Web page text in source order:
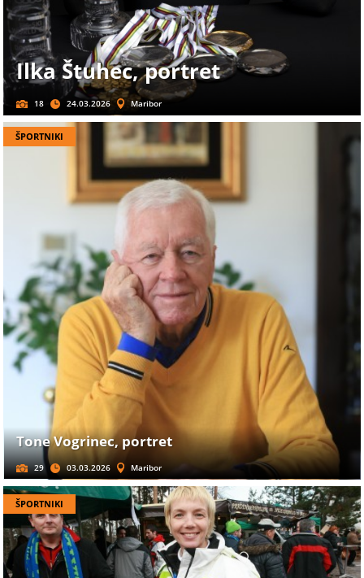
Ilka Štuhec, portret
18 24.03.2026 Maribor
ŠPORTNIKI
Tone Vogrinec, portret
29 03.03.2026 Maribor
ŠPORTNIKI